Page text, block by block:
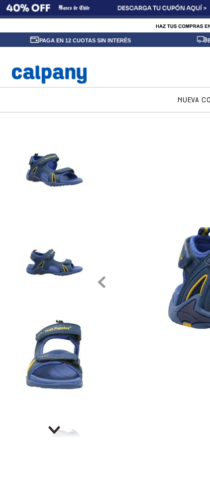
PAGA EN 12 CUOTAS SIN INTERÉS
NUEVA